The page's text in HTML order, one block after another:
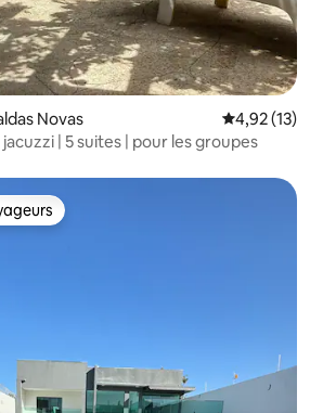
Novas Évaluation
4,92 (13)
| 5 suites | pour les groupes